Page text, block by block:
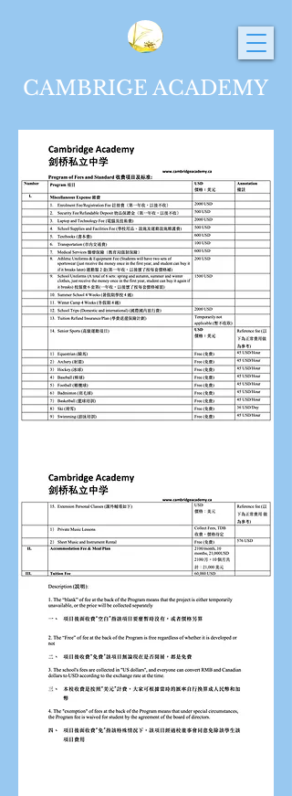
CAMBRIGE ACADEMY